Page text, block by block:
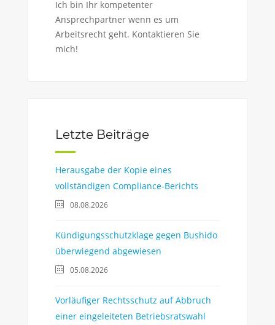
Ich bin Ihr kompetenter
Ansprechpartner wenn es um
Arbeitsrecht geht. Kontaktieren Sie
mich!
Letzte Beiträge
Herausgabe der Kopie eines
vollständigen Compliance-Berichts
08.08.2026
Kündigungsschutzklage gegen Bushido
überwiegend abgewiesen
05.08.2026
Vorläufiger Rechtsschutz auf Abbruch
einer eingeleiteten Betriebsratswahl